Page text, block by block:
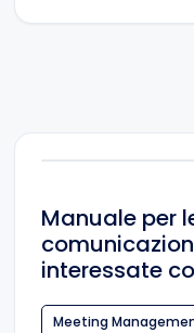
Manuale per
interessate
Meeting